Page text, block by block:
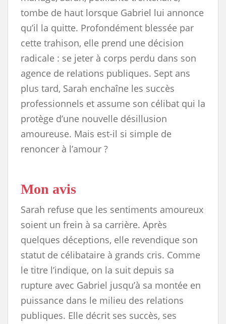
tombe de haut lorsque Gabriel lui annonce
qu’il la quitte. Profondément blessée par
cette trahison, elle prend une décision
radicale : se jeter à corps perdu dans son
agence de relations publiques. Sept ans
plus tard, Sarah enchaîne les succès
professionnels et assume son célibat qui la
protège d’une nouvelle désillusion
amoureuse. Mais est-il si simple de
renoncer à l’amour ?
Mon avis
Sarah refuse que les sentiments amoureux
soient un frein à sa carrière. Après
quelques déceptions, elle revendique son
statut de célibataire à grands cris. Comme
le titre l’indique, on la suit depuis sa
rupture avec Gabriel jusqu’à sa montée en
puissance dans le milieu des relations
publiques. Elle décrit ses succès, ses